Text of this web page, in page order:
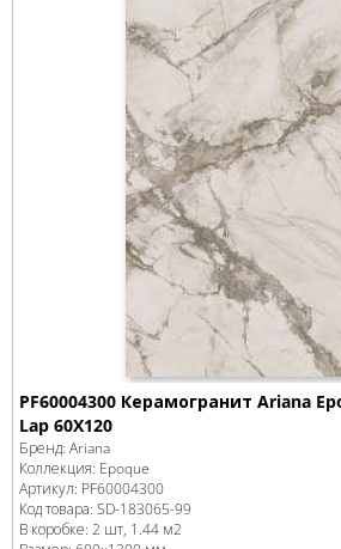
PF60004300 Керамогранит Ariana
Lap 60X120
Бренд: Ariana
Коллекция: Epoque
Артикул: PF60004300
Код товара: SD-183065-99
В коробке: 2 шт, 1.44 м2